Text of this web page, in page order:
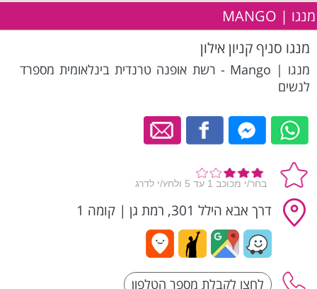
מנגו | MANGO
מנגו סניף קניון אילון
מנגו | Mango - רשת אופנה טרנדית בינלאומית מספרד
לנשים
דרך אבא הילל 301, רמת גן | קומה 1